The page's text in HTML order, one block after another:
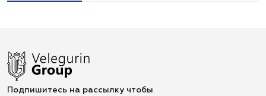
Подпишитесь на рассылку чтобы